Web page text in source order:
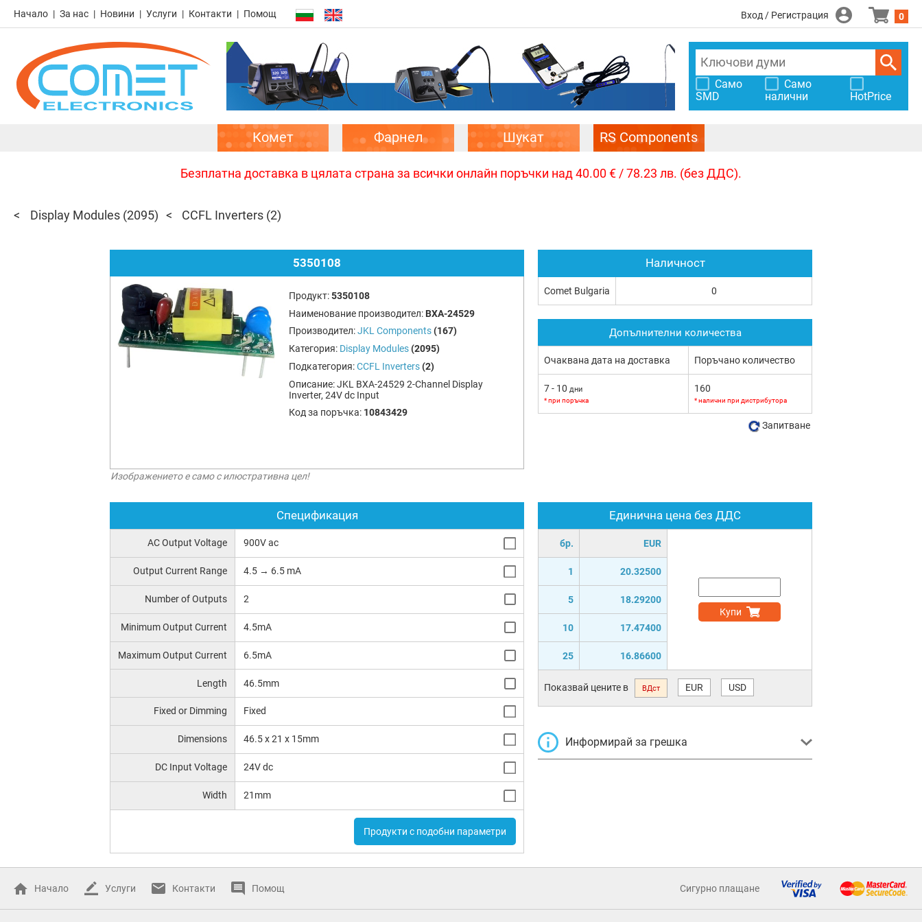
Начало За нас Новини Услуги Контакти Помощ Вход / Регистрация 0
Само
SMD
Само
налични
HotPrice
Комет Фарнел Шукат RS Components
Безплатна доставка в цялата страна за всички онлайн поръчки над 40.00 € / 78.23 лв. (без ДДС).
Display Modules (2095) CCFL Inverters (2)
5350108
Продукт:5350108
Наименование производител: BXA-24529
Производител:JKL Components (167)
Категория: Display Modules (2095)
Подкатегория:CCFL Inverters (2)
Описание:JKL BXA-24529 2-Channel Display
Inverter, 24V dc Input
Код за поръчка: 10843429
Изображението е само с илюстративна цел!
Спецификация
AC Output Voltage 900V ac
Output Current Range 4.5 → 6.5 mA
Number of Outputs 2
Minimum Output Current 4.5mA
Maximum Output Current 6.5mA
Length 46.5mm
Fixed or Dimming Fixed
Dimensions 46.5 x 21 x 15mm
DC Input Voltage 24V dc
Width 21mm
Продукти с подобни параметри
Единична цена без ДДС
бр. EUR
1 20.32500
5 18.29200
10 17.47400
25 16.86600
Купи
Показвай цените в ВДст EUR USD
Информирай за грешка
Наличност
Comet Bulgaria 0
Допълнителни количества
Очаквана дата на доставка Поръчано количество
7 - 10 дни
* при поръчка
160
* налични при дистрибутора
Запитване
Начало Услуги Контакти Помощ Сигурно плащане